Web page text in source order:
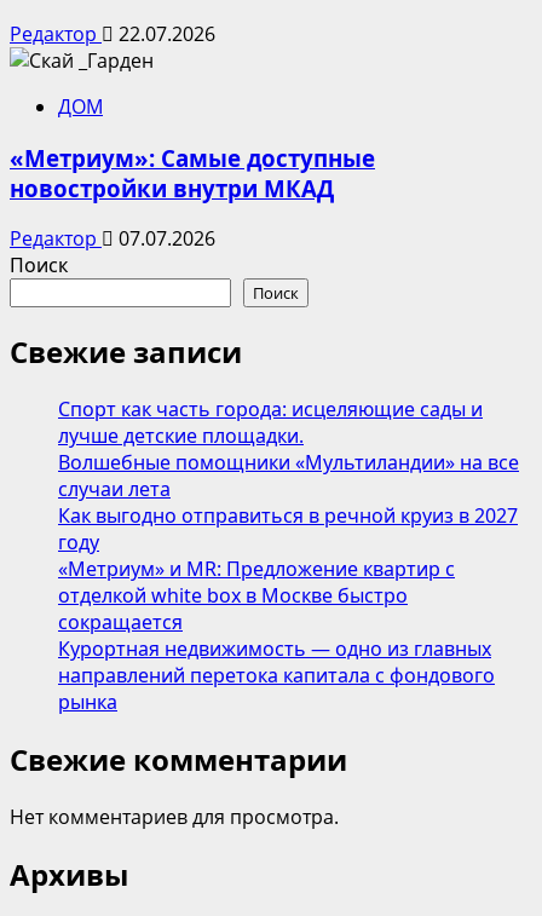
Редактор 22.07.2026
ДОМ
«Метриум»: Самые доступные
новостройки внутри МКАД
Редактор
07.07.2026
Поиск
Поиск
Свежие записи
Спорт как часть города: исцеляющие сады и
лучше детские площадки.
Волшебные помощники «Мультиландии» на все
случаи лета
Как выгодно отправиться в речной круиз в 2027
году
«Метриум» и MR: Предложение квартир с
отделкой white box в Москве быстро
сокращается
Курортная недвижимость — одно из главных
направлений перетока капитала с фондового
рынка
Свежие комментарии
Нет комментариев для просмотра.
Архивы